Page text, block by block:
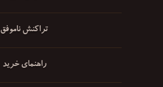
تراکنش ناموفق
راهنمای خرید